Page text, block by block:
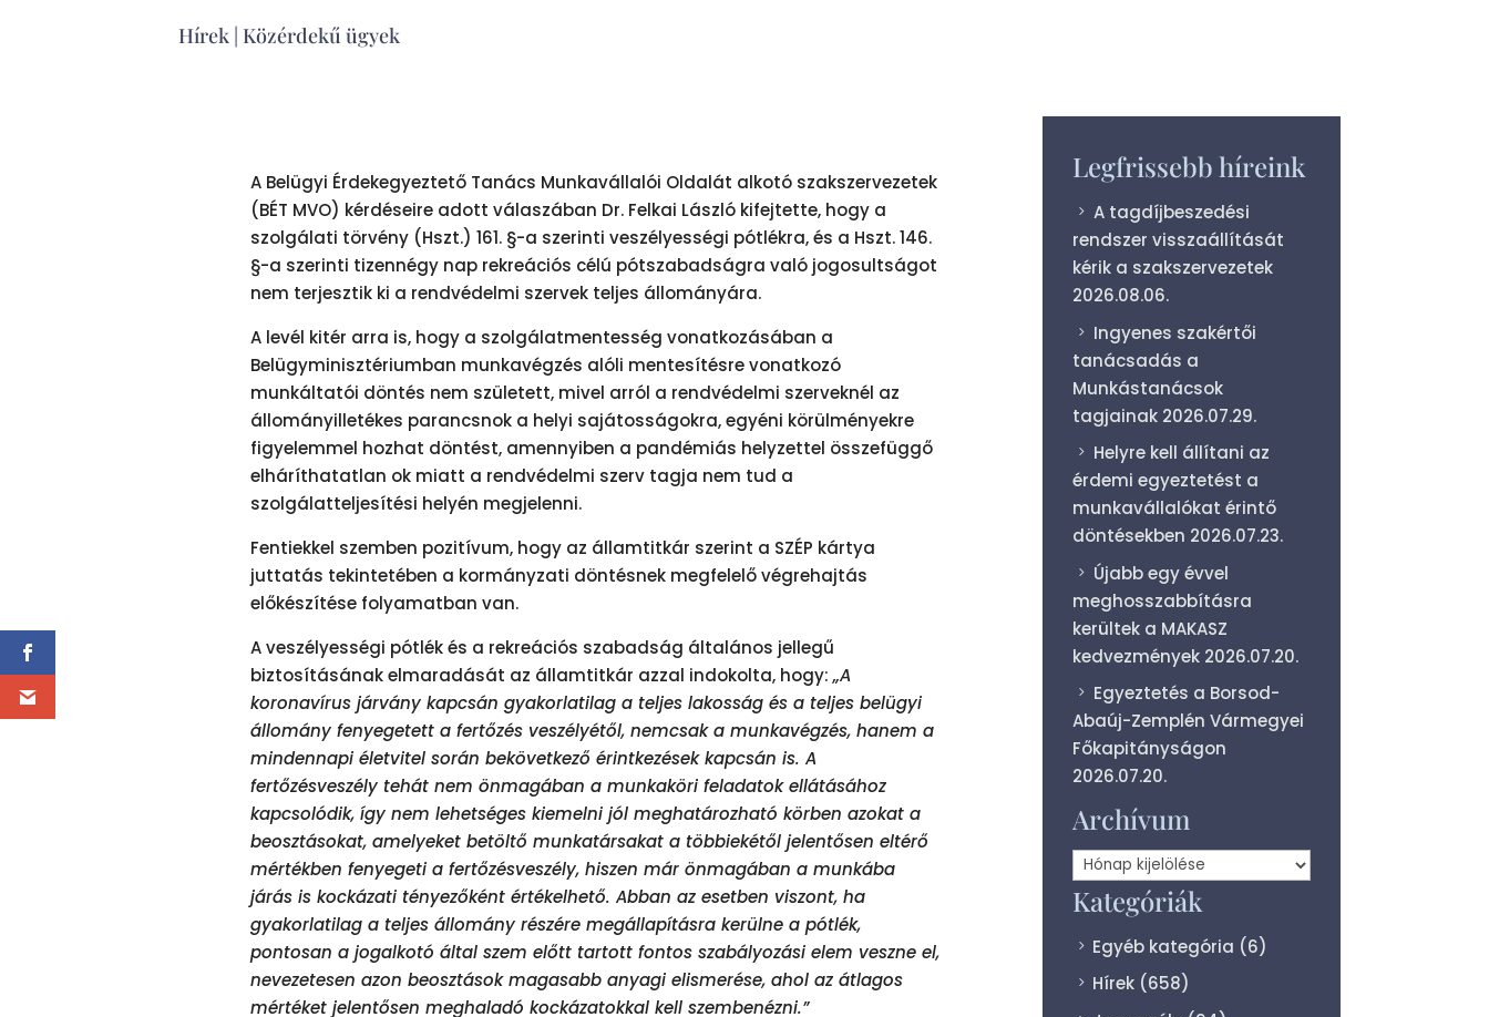
Hírek Közérdekű ügyek
A Belügyi Érdekegyeztető Tanács Munkavállalói Oldalát alkotó szakszervezetek
(BÉT MVO) kérdéseire adott válaszában Dr. Felkai László kifejtette, hogy a
szolgálati törvény (Hszt.) 161. §-a szerinti veszélyességi pótlékra, és a Hszt. 146.
§-a szerinti tizennégy nap rekreációs célú pótszabadságra való jogosultságot
nem terjesztik ki a rendvédelmi szervek teljes állományára.
A levél kitér arra is, hogy a szolgálatmentesség vonatkozásában a
Belügyminisztériumban munkavégzés alóli mentesítésre vonatkozó
munkáltatói döntés nem született, mivel arról a rendvédelmi szerveknél az
állományilletékes parancsnok a helyi sajátosságokra, egyéni körülményekre
figyelemmel hozhat döntést, amennyiben a pandémiás helyzettel összefüggő
elháríthatatlan ok miatt a rendvédelmi szerv tagja nem tud a
szolgálatteljesítési helyén megjelenni.
Fentiekkel szemben pozitívum, hogy az államtitkár szerint a SZÉP kártya
juttatás tekintetében a kormányzati döntésnek megfelelő végrehajtás
előkészítése folyamatban van.
A veszélyességi pótlék és a rekreációs szabadság általános jellegű
biztosításának elmaradását az államtitkár azzal indokolta, hogy: „A
koronavírus járvány kapcsán gyakorlatilag a teljes lakosság és a teljes belügyi
állomány fenyegetett a fertőzés veszélyétől, nemcsak a munkavégzés, hanem a
mindennapi életvitel során bekövetkező érintkezések kapcsán is. A
fertőzésveszély tehát nem önmagában a munkaköri feladatok ellátásához
kapcsolódik, így nem lehetséges kiemelni jól meghatározható körben azokat a
beosztásokat, amelyeket betöltő munkatársakat a többiekétől jelentősen eltérő
mértékben fenyegeti a fertőzésveszély, hiszen már önmagában a munkába
járás is kockázati tényezőként értékelhető. Abban az esetben viszont, ha
gyakorlatilag a teljes állomány részére megállapításra kerülne a pótlék,
pontosan a jogalkotó által szem előtt tartott fontos szabályozási elem veszne el,
nevezetesen azon beosztások magasabb anyagi elismerése, ahol az átlagos
mértéket jelentősen meghaladó kockázatokkal kell szembenézni.”
Legfrissebb híreink
A tagdíjbeszedési
rendszer visszaállítását
kérik a szakszervezetek
2026.08.06.
Ingyenes szakértői
tanácsadás a
Munkástanácsok
tagjainak 2026.07.29.
Helyre kell állítani az
érdemi egyeztetést a
munkavállalókat érintő
döntésekben 2026.07.23.
Újabb egy évvel
meghosszabbításra
kerültek a MAKASZ
kedvezmények 2026.07.20.
Egyeztetés a Borsod-
Abaúj-Zemplén Vármegyei
Főkapitányságon
2026.07.20.
Archívum
Archívum
Kategóriák
Egyéb kategória (6)
Hírek(658)